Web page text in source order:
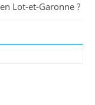
Lot-et-Garonne ?